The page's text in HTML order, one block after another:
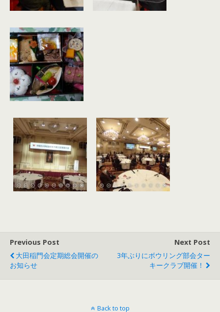
Previous Post
大田稲門会定期総会開催の
お知らせ
Next Post
3年ぶりにボウリング部会ター
キークラブ開催！
Back to top